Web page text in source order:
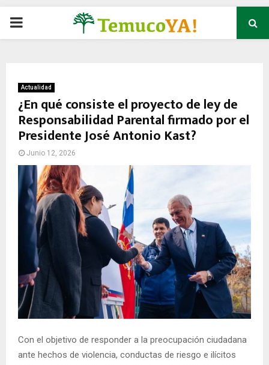
P
M
A
N
U
Actualidad
¿En qué consiste el proyecto de ley de
Responsabilidad Parental firmado por el
Presidente José Antonio Kast?
Junio 12, 2026
Con el objetivo de responder a la preocupación ciudadana
ante hechos de violencia, conductas de riesgo e ilícitos